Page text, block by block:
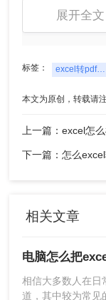
1、下载安装转
量转换，可批
展开全
标签： excel转pdf文件格式
本文为原创，转载请
上一篇：excel怎
下一篇：怎么
相关文章
相信大多数人在日
道，其中较为常见